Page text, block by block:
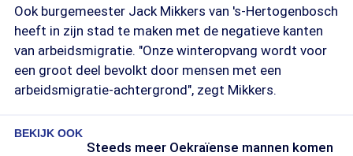
Ook burgemeester Jack Mikkers van 's-Hertogenbosch
heeft in zijn stad te maken met de negatieve kanten
van arbeidsmigratie. "Onze winteropvang wordt voor
een groot deel bevolkt door mensen met een
arbeidsmigratie-achtergrond", zegt Mikkers.
BEKIJK OOK
Steeds meer Oekraïense mannen komen